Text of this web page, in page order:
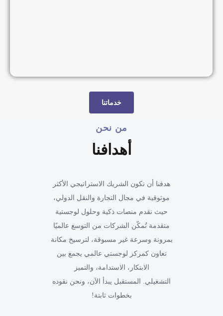
خدماتنا
من نحن
أهدافنا
هدفنا أن نكون الشريك الاستراتيجي الأكثر
موثوقية في مجال التجارة والنقل الدولي،
حيث نقدم منصات ذكية وحلول لوجستية
متقدمة تُمكّن الشركات من التوسع عالميًا
بمرونة وسرعة غير مسبوقة، لترسيخ مكانة
تعاون كمركز لوجستي عالمي يجمع بين
الابتكار، الاستدامة، والتميز
التشغيلي. المستقبل يبدأ الآن، ونحن نقوده
بخطوات ثابتة!